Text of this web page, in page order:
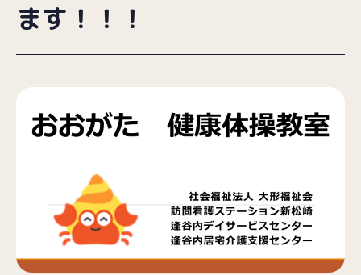
025-257-9633 （受付時間／9:00〜18:00）
ます！！！